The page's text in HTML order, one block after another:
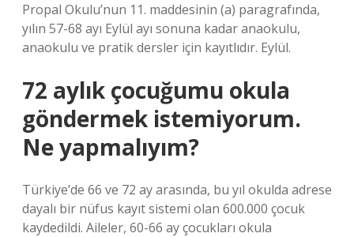
Propal Okulu’nun 11. maddesinin (a) paragrafında,
yılın 57-68 ayı Eylül ayı sonuna kadar anaokulu,
anaokulu ve pratik dersler için kayıtlıdır. Eylül.
72 aylık çocuğumu okula
göndermek istemiyorum.
Ne yapmalıyım?
Türkiye’de 66 ve 72 ay arasında, bu yıl okulda adrese
dayalı bir nüfus kayıt sistemi olan 600.000 çocuk
kaydedildi. Aileler, 60-66 ay çocukları okula